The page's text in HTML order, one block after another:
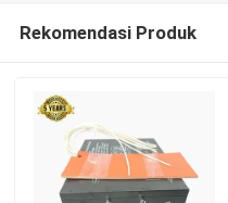
Rekomendasi Produk